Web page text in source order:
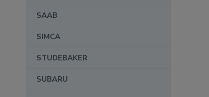
SAAB
SIMCA
STUDEBAKER
SUBARU